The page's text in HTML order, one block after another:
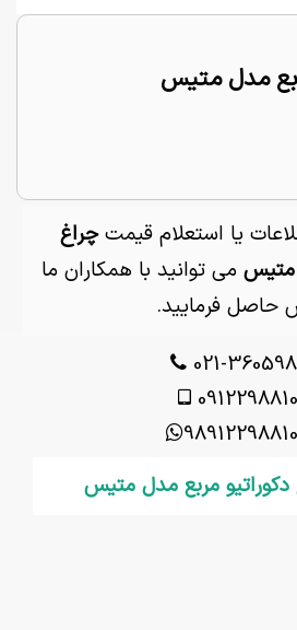
مدل متیس
یا استعلام قیمتچراغ
متیس می توانید با همکاران ما
حاصل فرمایید.
021-
دکوراتیو مربع مدل متیس